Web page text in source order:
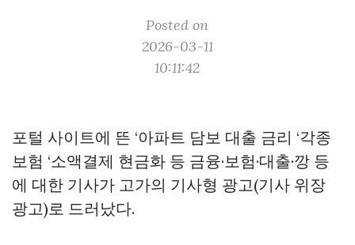
Posted on
2026-03-11
10:11:42
포털 사이트에 뜬 ‘아파트 담보 대출 금리 ‘각종
보험 ‘소액결제 현금화 등 금융·보험·대출·깡 등
에 대한 기사가 고가의 기사형 광고(기사 위장
광고)로 드러났다.